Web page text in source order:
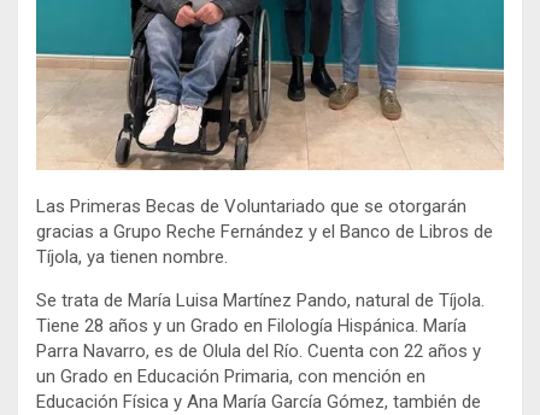
Las Primeras Becas de Voluntariado que se otorgarán
gracias a Grupo Reche Fernández y el Banco de Libros de
Tíjola, ya tienen nombre.
Se trata de María Luisa Martínez Pando, natural de Tíjola.
Tiene 28 años y un Grado en Filología Hispánica. María
Parra Navarro, es de Olula del Río. Cuenta con 22 años y
un Grado en Educación Primaria, con mención en
Educación Física y Ana María García Gómez, también de